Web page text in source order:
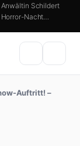
Anwältin Schildert
Horror-Nacht…
Auftritt! –